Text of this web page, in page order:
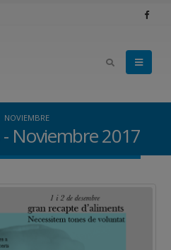
NOVIEMBRE
Noviembre 2017